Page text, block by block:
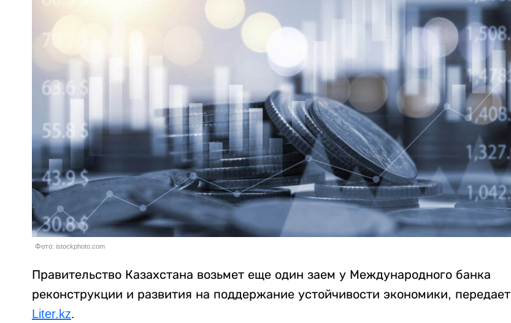
Фото: istockphoto.com
Правительство Казахстана возьмет еще один заем у Международного банка
реконструкции и развития на поддержание устойчивости экономики, передает
Liter.kz.